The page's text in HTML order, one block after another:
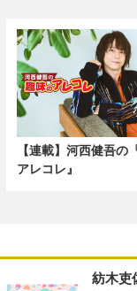
【連載】河西健吾の
アレコレ』
紡木吏